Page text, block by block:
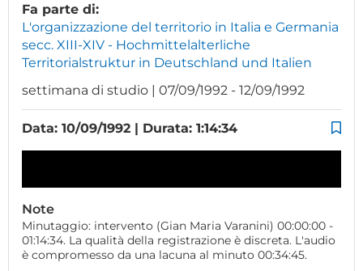
Fa parte di:
L'organizzazione del territorio in Italia e Germania
secc. XIII-XIV - Hochmittelalterliche
Territorialstruktur in Deutschland und Italien
settimana di studio | 07/09/1992 - 12/09/1992
Data: 10/09/1992 | Durata: 1:14:34
Note
Minutaggio: intervento (Gian Maria Varanini) 00:00:00 -
01:14:34. La qualità della registrazione è discreta. L'audio
è compromesso da una lacuna al minuto 00:34:45.